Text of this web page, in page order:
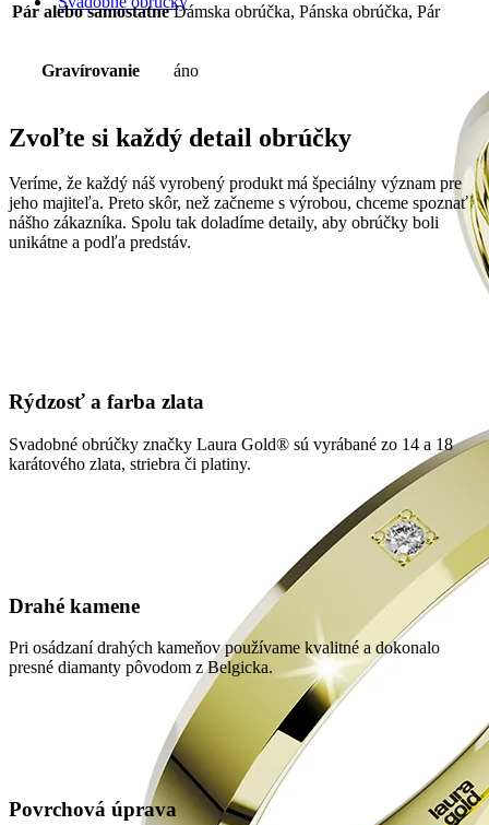
Pár alebo samostatne Dámska obrúčka, Pánska obrúčka, Pár
Gravírovanie áno
Zvoľte si každý detail obrúčky
Veríme, že každý náš vyrobený produkt má špeciálny význam pre
jeho majiteľa. Preto skôr, než začneme s výrobou, chceme spoznať
nášho zákazníka. Spolu tak doladíme detaily, aby obrúčky boli
unikátne a podľa predstáv.
Rýdzosť a farba zlata
Svadobné obrúčky značky Laura Gold® sú vyrábané zo 14 a 18
karátového zlata, striebra či platiny.
Drahé kamene
Pri osádzaní drahých kameňov používame kvalitné a dokonalo
presné diamanty pôvodom z Belgicka.
Povrchová úprava